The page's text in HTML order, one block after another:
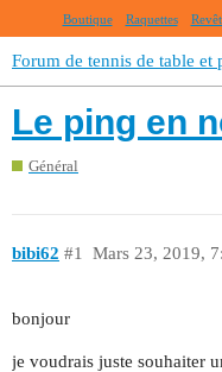
Boutique Raquettes
Forum de tennis de table et
Le ping en
Général
bibi62 Mars 23, 2019,
#1
bonjour
je voudrais juste souhaiter